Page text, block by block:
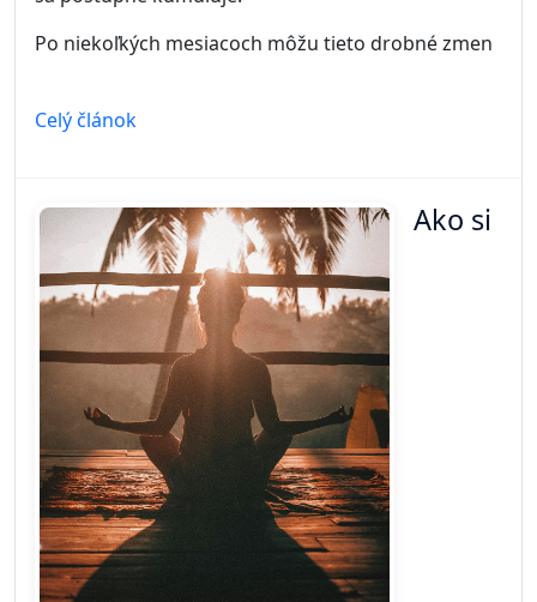
Toto
väčšina mužov ráno úplne zle
Kategória:Produktivita
Ráno často rozhoduje o tom, aký bude celý deň.
Napriek tomu veľa mužov začína deň spôsobom,
ktorý výrazne znižuje ich produktivitu, energiu aj
motiváciu.
Psychológovia a odborníci na produktivitu
upozorňujú, že malé ranné návyky môžu mať
obrovský vplyv na výkon počas celého dňa.